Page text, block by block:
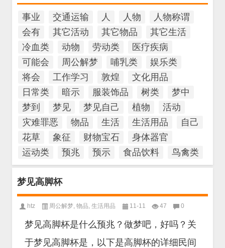
事业 交通运输 人 人物
人物称谓
会有
其它活动 其它物品
其它生活
冷血类
动物 劳动类
医疗疾病
可能会
周公解梦 哺乳类
娱乐类
将会
工作学习 敦煌
文化用品
日常类
暗示 服装饰品 树类
梦中
梦到
梦见 梦见自己 植物
活动
灾难罪恶
物品 生活 生活用品
自己
花草
象征 财物宝石
身体器官
运动类
预兆 预示 食品饮料 鸟禽类
梦见高脚杯
htz 周公解梦, 物品, 生活用品 11-11 47 0
梦见高脚杯是什么预兆？做梦吧，好吗？关
于梦见高脚杯是，以下是高脚杯的详细民间